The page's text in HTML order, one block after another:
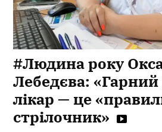
#Людина року
Лебедєва:
лікар — це
стрілочник»